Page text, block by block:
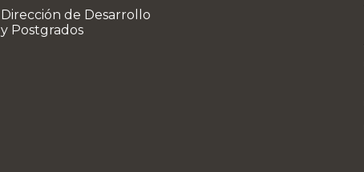
Dirección de Desarrollo
y Postgrados